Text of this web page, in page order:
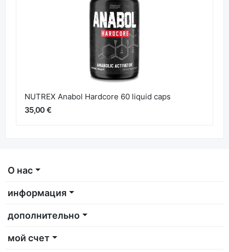
NUTREX Anabol Hardcore 60 liquid caps
35,00 €
О нас
информация
дополнительно
мой счет